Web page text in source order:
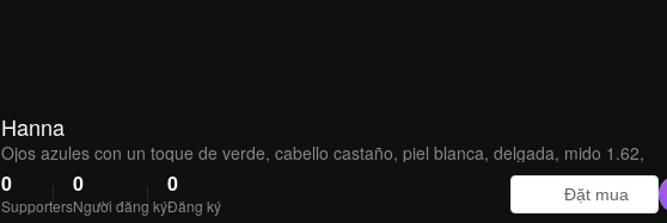
Hanna
Ojos azules con un toque de verde, cabello castaño, piel blanca, delgada, mido 1.62,
0
Supporters
0
Người đăng ký
0
Đăng ký
Đặt mua